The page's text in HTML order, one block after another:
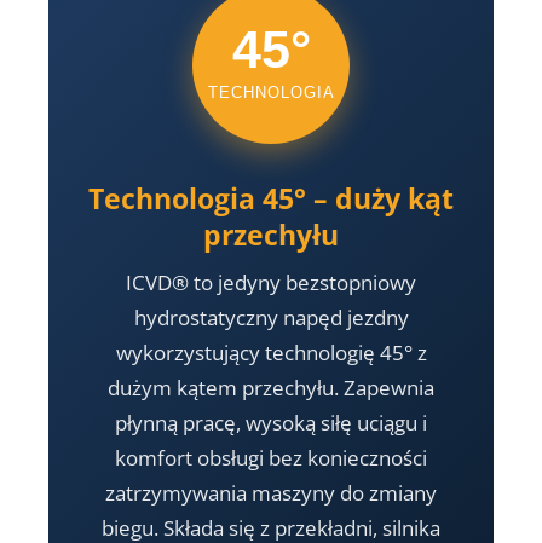
45°
TECHNOLOGIA
Technologia 45° – duży kąt
przechyłu
ICVD® to jedyny bezstopniowy
hydrostatyczny napęd jezdny
wykorzystujący technologię 45° z
dużym kątem przechyłu. Zapewnia
płynną pracę, wysoką siłę uciągu i
komfort obsługi bez konieczności
zatrzymywania maszyny do zmiany
biegu. Składa się z przekładni, silnika